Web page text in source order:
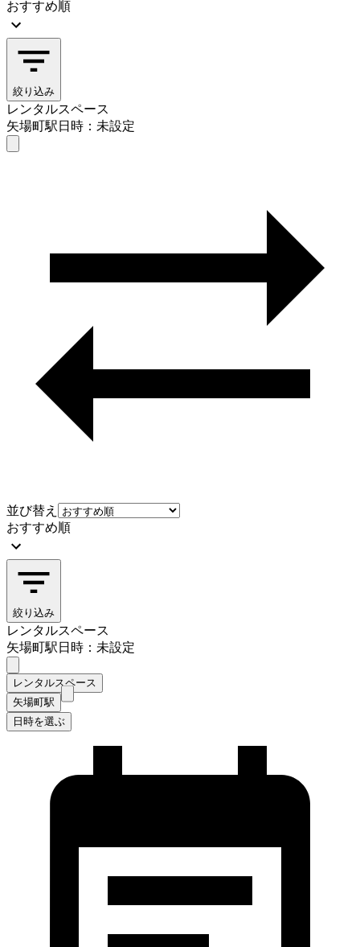
おすすめ順
絞り込み
レンタルスペース
矢場町駅日時：未設定
並び替え
おすすめ順
絞り込み
レンタルスペース
矢場町駅日時：未設定
レンタルスペース
矢場町駅
日時を選ぶ